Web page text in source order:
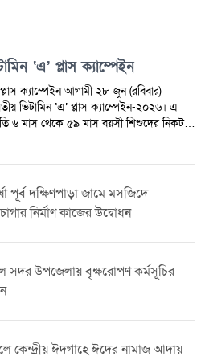
‘এ’ প্লাস ক্যাম্পেইন
২৮ জুন (রবিবার)
ভিটামিন ‘এ’ প্লাস ক্যাম্পেইন-২০২৬। এ
৬ মাস থেকে ৫৯ মাস বয়সী শিশুদের নিকটস্থ
‘এ’ ক্যাপসুল খাওয়ানোর আহ্বান জানিয়েছে
৮টা থেকে বিকেল ৪টা পর্যন্ত নির্ধারিত
ক্যাপসুল খাওয়ানো হবে।জনস্বাস্থ্য
শারীরিক বৃদ্ধি ও বিকাশ, দৃষ্টিশক্তি
গুরুত্বপূর্ণ ভূমিকা পালন করে। নিয়মিত
রোগের ঝুঁকি কমাতেও সহায়তা করে।
৫৯ মাস বয়সী কোনো শিশুই যেন এই কার্যক্রমের
‘এ’ ক্যাম্পেইন কেন্দ্রে উপস্থিত হয়ে
খাওয়ানোর অনুরোধ জানানো হয়েছে।
পূর্ব দক্ষিণপাড়া জামে মসজিদে
নির্মাণ কাজের উদ্বোধন
সদর উপজেলায় বৃক্ষরোপণ কর্মসূচির
কেন্দ্রীয় ঈদগাহে ঈদের নামাজ আদায়